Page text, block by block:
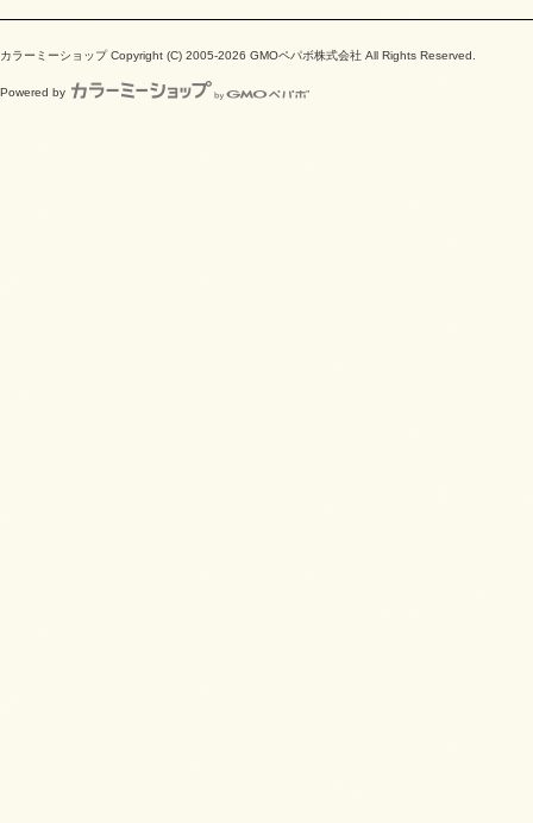
カラーミーショップCopyright (C) 2005-2026 GMOペパボ株式会社 All Rights Reserved.
Powered by